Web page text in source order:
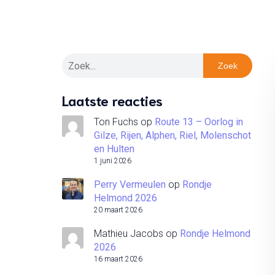
Zoek
Laatste reacties
Ton Fuchs op Route 13 – Oorlog in
Gilze, Rijen, Alphen, Riel, Molenschot
en Hulten
1 juni 2026
Perry Vermeulen op Rondje
Helmond 2026
20 maart 2026
Mathieu Jacobs op Rondje Helmond
2026
16 maart 2026